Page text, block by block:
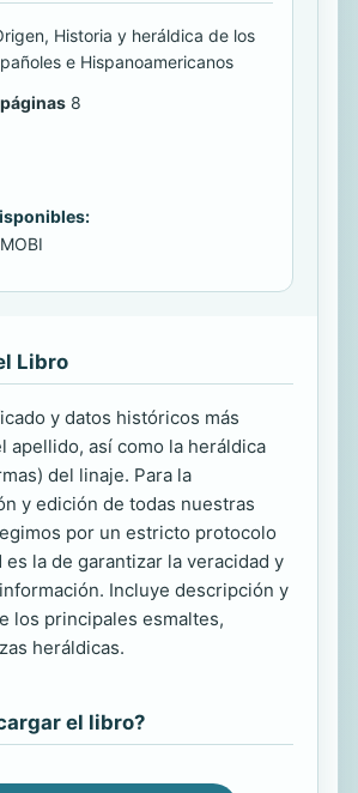
Historia y heráldica de los
e Hispanoamericanos
8
Libro
y datos históricos más
apellido, así como la heráldica
del linaje. Para la
y edición de todas nuestras
por un estricto protocolo
es la de garantizar la veracidad y
Incluye descripción y
los principales esmaltes,
heráldicas.
el libro?